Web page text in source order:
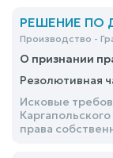
РЕШЕНИЕ ПО
Производство -
О признании
Резолютивная
Исковые
права